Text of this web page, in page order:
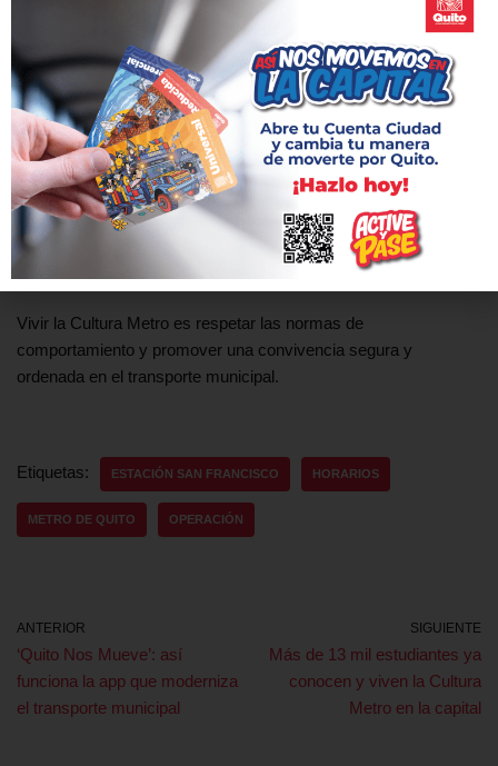
Se puede hacer una compra adelantada de ticket físico en
cualquier estación, indicando su punto de partida, con una
vigencia de siete días.
Evite transportar bultos u objetos que superen los 60 cm de
ancho y largo. En caso de llevar ramos, hágalo en una bolsa
adecuada para mantener los estándares de limpieza en
estaciones y trenes.
Para asistir a la procesión, también se puede llegar desde la
Vivir la Cultura Metro es respetar las normas de
comportamiento y promover una convivencia segura y
ordenada en el transporte municipal.
Etiquetas: ESTACIÓN SAN FRANCISCO HORARIOS
METRO DE QUITO OPERACIÓN
ANTERIOR
‘Quito Nos Mueve’: así
funciona la app que moderniza
el transporte municipal
SIGUIENTE
Más de 13 mil estudiantes ya
conocen y viven la Cultura
Metro en la capital